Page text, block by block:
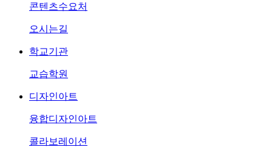
콘텐츠수요처
오시는길
학교기관
교습학원
디자인아트
융합디자인아트
콜라보레이션